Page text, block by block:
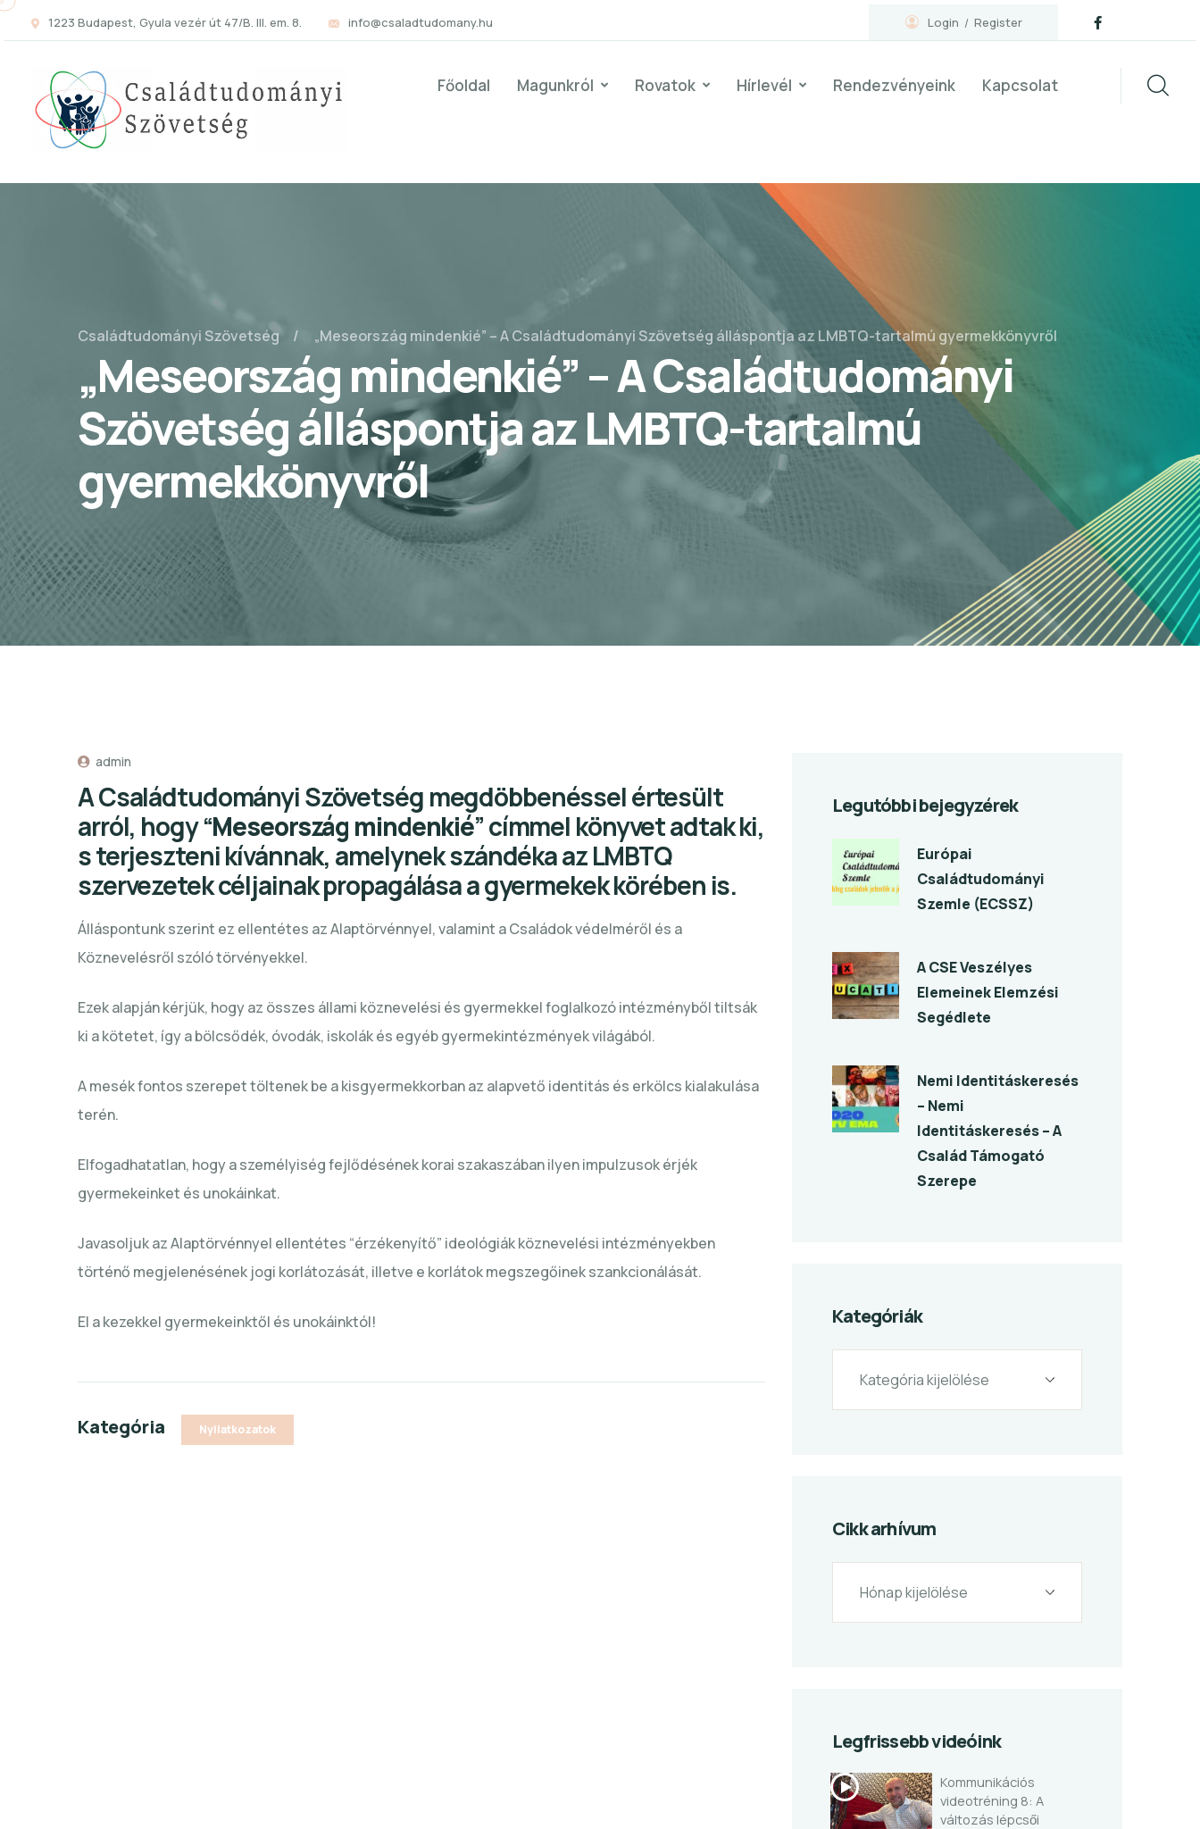
1223 Budapest, Gyula vezér út 47/B. III. em. 8. info@csaladtudomany.hu Login Register
Főoldal Magunkról Rovatok Hírlevél Rendezvényeink Kapcsolat
Családtudományi Szövetség „Meseország mindenkié” – A Családtudományi Szövetség álláspontja az LMBTQ-tartalmú gyermekkönyvről
„Meseország mindenkié” – A Családtudományi
Szövetség álláspontja az LMBTQ-tartalmú
gyermekkönyvről
admin
A Családtudományi Szövetség megdöbbenéssel értesült
arról, hogy “Meseország mindenkié” címmel könyvet adtak ki,
s terjeszteni kívánnak, amelynek szándéka az LMBTQ
szervezetek céljainak propagálása a gyermekek körében is.
Álláspontunk szerint ez ellentétes az Alaptörvénnyel, valamint a Családok védelméről és a
Köznevelésről szóló törvényekkel.
Ezek alapján kérjük, hogy az összes állami köznevelési és gyermekkel foglalkozó intézményből tiltsák
ki a kötetet, így a bölcsődék, óvodák, iskolák és egyéb gyermekintézmények világából.
A mesék fontos szerepet töltenek be a kisgyermekkorban az alapvető identitás és erkölcs kialakulása
terén.
Elfogadhatatlan, hogy a személyiség fejlődésének korai szakaszában ilyen impulzusok érjék
gyermekeinket és unokáinkat.
Javasoljuk az Alaptörvénnyel ellentétes “érzékenyítő” ideológiák köznevelési intézményekben
történő megjelenésének jogi korlátozását, illetve e korlátok megszegőinek szankcionálását.
El a kezekkel gyermekeinktől és unokáinktól!
Kategória Nyilatkozatok
Legutóbbi bejegyzérek
Európai
Családtudományi
Szemle (ECSSZ)
A CSE Veszélyes
Elemeinek Elemzési
Segédlete
Nemi Identitáskeresés
– Nemi
Identitáskeresés – A
Család Támogató
Szerepe
Kategóriák
Cikk arhívum
Legfrissebb videóink
Kommunikációs
videotréning 8: A
változás lépcsői